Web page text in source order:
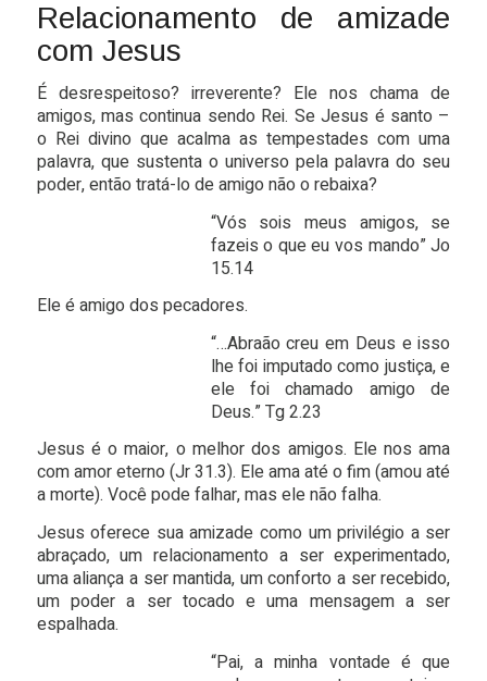
Relacionamento de amizade
com Jesus
É desrespeitoso? irreverente? Ele nos chama de
amigos, mas continua sendo Rei. Se Jesus é santo –
o Rei divino que acalma as tempestades com uma
palavra, que sustenta o universo pela palavra do seu
poder, então tratá-lo de amigo não o rebaixa?
“Vós sois meus amigos, se
fazeis o que eu vos mando” Jo
15.14
Ele é amigo dos pecadores.
“…Abraão creu em Deus e isso
lhe foi imputado como justiça, e
ele foi chamado amigo de
Deus.”Tg 2.23
Jesus é o maior, o melhor dos amigos. Ele nos ama
com amor eterno (Jr 31.3). Ele ama até o fim (amou até
a morte). Você pode falhar, mas ele não falha.
Jesus oferece sua amizade como um privilégio a ser
abraçado, um relacionamento a ser experimentado,
uma aliança a ser mantida, um conforto a ser recebido,
um poder a ser tocado e uma mensagem a ser
espalhada.
“Pai, a minha vontade é que